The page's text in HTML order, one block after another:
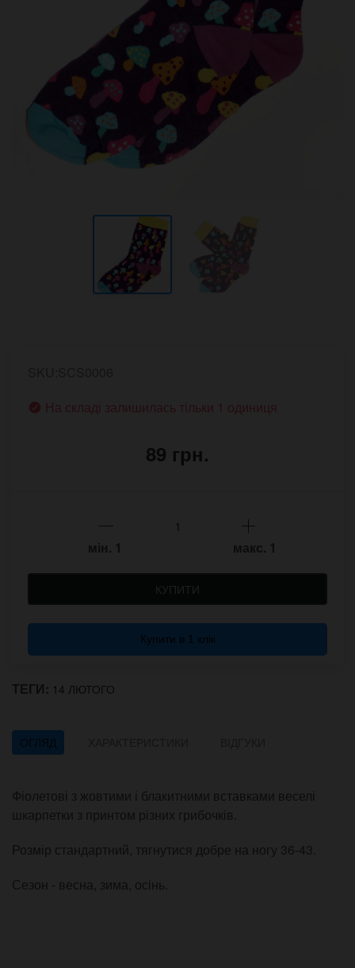
На складі залишилась тільки 1 одиниця
89 грн.
мін. 1 макс. 1
КУПИТИ
Купити в 1 клік
ТЕГИ: 14 ЛЮТОГО
ОГЛЯД
Фіолетові з жовтими і блакитними вставками веселі
шкарпетки з принтом різних грибочків.
Розмір стандартний, тягнутися добре на ногу 36-43.
Сезон - весна, зима, осінь.